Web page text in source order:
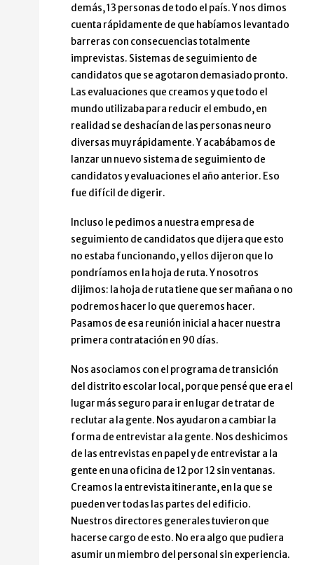
demás, 13 personas de todo el país. Y nos dimos
cuenta rápidamente de que habíamos levantado
barreras con consecuencias totalmente
imprevistas. Sistemas de seguimiento de
candidatos que se agotaron demasiado pronto.
Las evaluaciones que creamos y que todo el
mundo utilizaba para reducir el embudo, en
realidad se deshacían de las personas neuro
diversas muy rápidamente. Y acabábamos de
lanzar un nuevo sistema de seguimiento de
candidatos y evaluaciones el año anterior. Eso
fue difícil de digerir.
Incluso le pedimos a nuestra empresa de
seguimiento de candidatos que dijera que esto
no estaba funcionando, y ellos dijeron que lo
pondríamos en la hoja de ruta. Y nosotros
dijimos: la hoja de ruta tiene que ser mañana o no
podremos hacer lo que queremos hacer.
Pasamos de esa reunión inicial a hacer nuestra
primera contratación en 90 días.
Nos asociamos con el programa de transición
del distrito escolar local, porque pensé que era el
lugar más seguro para ir en lugar de tratar de
reclutar a la gente. Nos ayudaron a cambiar la
forma de entrevistar a la gente. Nos deshicimos
de las entrevistas en papel y de entrevistar a la
gente en una oficina de 12 por 12 sin ventanas.
Creamos la entrevista itinerante, en la que se
pueden ver todas las partes del edificio.
Nuestros directores generales tuvieron que
hacerse cargo de esto. No era algo que pudiera
asumir un miembro del personal sin experiencia.